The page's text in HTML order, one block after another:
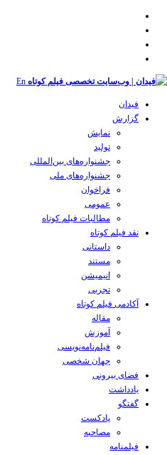
En
فیدان
گزارش
نمایش
تولید
‌‌جشنواره‌های بین‌المللی
جشنواره‌های ملی
فراخوان
عمومی
مطالبات فیلم کوتاه
نقد فیلم کوتاه
داستانی
مستند
انیمیشن
تجربی
آکادمی فیلم کوتاه
مقاله
آموزش
فیلم‌نامه‌نویسی
جهان شخصی
فضای بیرونی
یادداشت
گفتگو
پادکست
مصاحبه
فیلمنامه